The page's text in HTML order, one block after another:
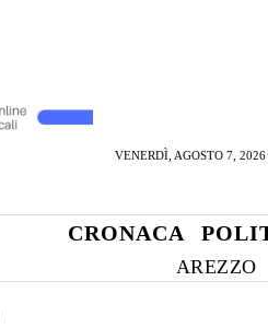
VENERDÌ, AGOSTO 7, 2026
CRONACA
AREZZO